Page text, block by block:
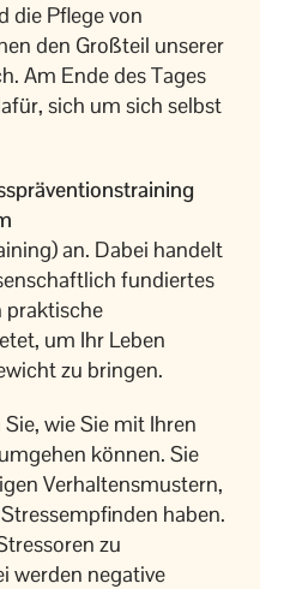
die Pflege von
den Großteil unserer
Am Ende des Tages
sich um sich selbst
an. Dabei handelt
fundiertes
praktische
um Ihr Leben
zu bringen.
wie Sie mit Ihren
können. Sie
Verhaltensmustern,
haben.
zu
werden negative